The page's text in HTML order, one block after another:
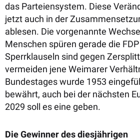
das Parteiensystem. Diese
jetzt auch in der
ablesen. Die vorgenannte
Menschen spüren gerade die
Sperrklauseln sind gegen
vermeiden jene Weimarer
Bundestages wurde 1953
bewährt, auch bei der nächsten
2029 soll es eine geben.
Die Gewinner des diesjährigen